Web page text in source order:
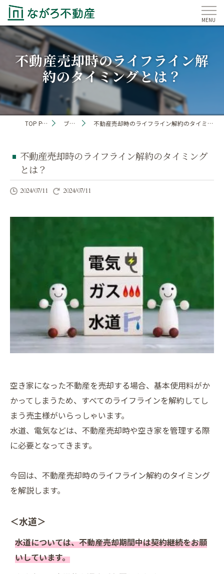
不動産売却時のライフライン解
約のタイミングとは？
TOP PAGE ブログ 不動産売却時のライフライン解約のタイミングとは？
不動産売却時のライフライン解約のタイミング
とは？
2024/07/11 2024/07/11
空き家になった不動産を売却する場合、基本使用料がか
かってしまうため、すべてのライフラインを解約してし
まう売主様がいらっしゃいます。
水道、電気などは、不動産売却時や空き家を管理する際
に必要となってきます。
今回は、不動産売却時のライフライン解約のタイミング
を解説します。
＜水道＞
水道については、不動産売却期間中は契約継続をお願
いしています。